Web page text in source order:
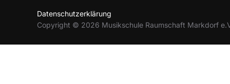
Datenschutzerklärung
Copyright © 2026 Musikschule Raumschaft Markdorf